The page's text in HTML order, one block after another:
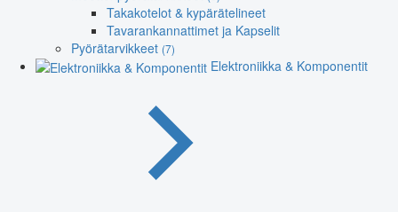
Takakotelot & kypärätelineet
Tavarankannattimet ja Kapselit
Pyörätarvikkeet (7)
Elektroniikka & Komponentit